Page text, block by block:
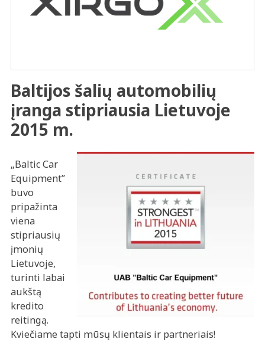
Baltijos šalių automobilių
įranga stipriausia Lietuvoje
2015 m.
„Baltic Car
Equipment”
buvo
pripažinta
viena
stipriausių
įmonių
Lietuvoje,
turinti labai
aukštą
kredito
reitingą.
Kviečiame tapti mūsų klientais ir partneriais!